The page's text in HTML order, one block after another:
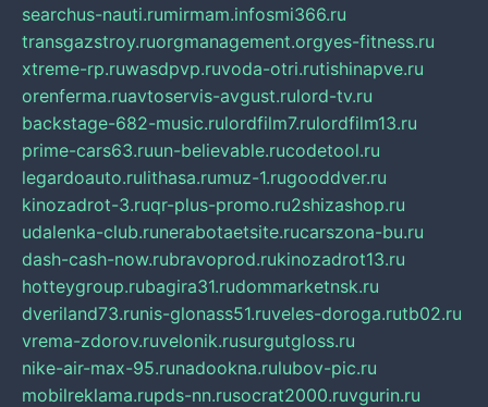
searchus-nauti.rumirmam.infosmi366.ru
transgazstroy.ruorgmanagement.orgyes-fitness.ru
xtreme-rp.ruwasdpvp.ruvoda-otri.rutishinapve.ru
orenferma.ruavtoservis-avgust.rulord-tv.ru
backstage-682-music.rulordfilm7.rulordfilm13.ru
prime-cars63.ruun-believable.rucodetool.ru
legardoauto.rulithasa.rumuz-1.rugooddver.ru
kinozadrot-3.ruqr-plus-promo.ru2shizashop.ru
udalenka-club.runerabotaetsite.rucarszona-bu.ru
dash-cash-now.rubravoprod.rukinozadrot13.ru
hotteygroup.rubagira31.rudommarketnsk.ru
dveriland73.runis-glonass51.ruveles-doroga.rutb02.ru
vrema-zdorov.ruvelonik.rusurgutgloss.ru
nike-air-max-95.runadookna.rulubov-pic.ru
mobilreklama.rupds-nn.rusocrat2000.ruvgurin.ru